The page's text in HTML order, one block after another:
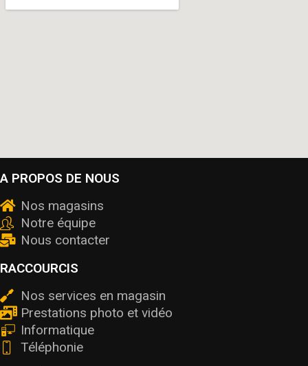
A PROPOS DE NOUS
Nos magasins
Notre équipe
Nous contacter
RACCOURCIS
Nos services en magasin
Prestations photo et vidéo
Informatique
Téléphonie